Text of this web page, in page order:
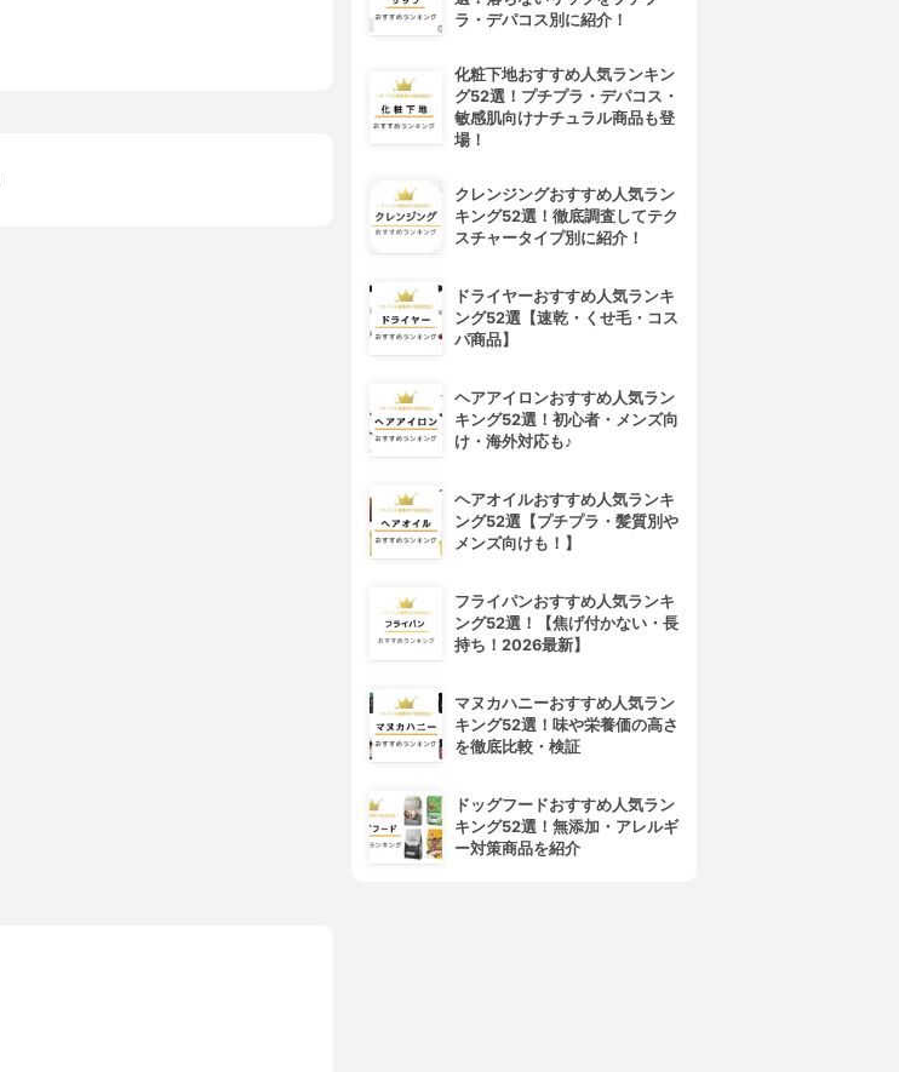
ラ・デパコス別に紹介！
化粧下地おすすめ人気ランキン
グ52選！プチプラ・デパコス・
敏感肌向けナチュラル商品も登
場！
クレンジングおすすめ人気ラン
キング52選！徹底調査してテク
スチャータイプ別に紹介！
ドライヤーおすすめ人気ランキ
ング52選【速乾・くせ毛・コス
パ商品】
ヘアアイロンおすすめ人気ラン
キング52選！初心者・メンズ向
け・海外対応も♪
ヘアオイルおすすめ人気ランキ
ング52選【プチプラ・髪質別や
メンズ向けも！】
フライパンおすすめ人気ランキ
ング52選！【焦げ付かない・長
持ち！2026最新】
マヌカハニーおすすめ人気ラン
キング52選！味や栄養価の高さ
を徹底比較・検証
ドッグフードおすすめ人気ラン
キング52選！無添加・アレルギ
ー対策商品を紹介